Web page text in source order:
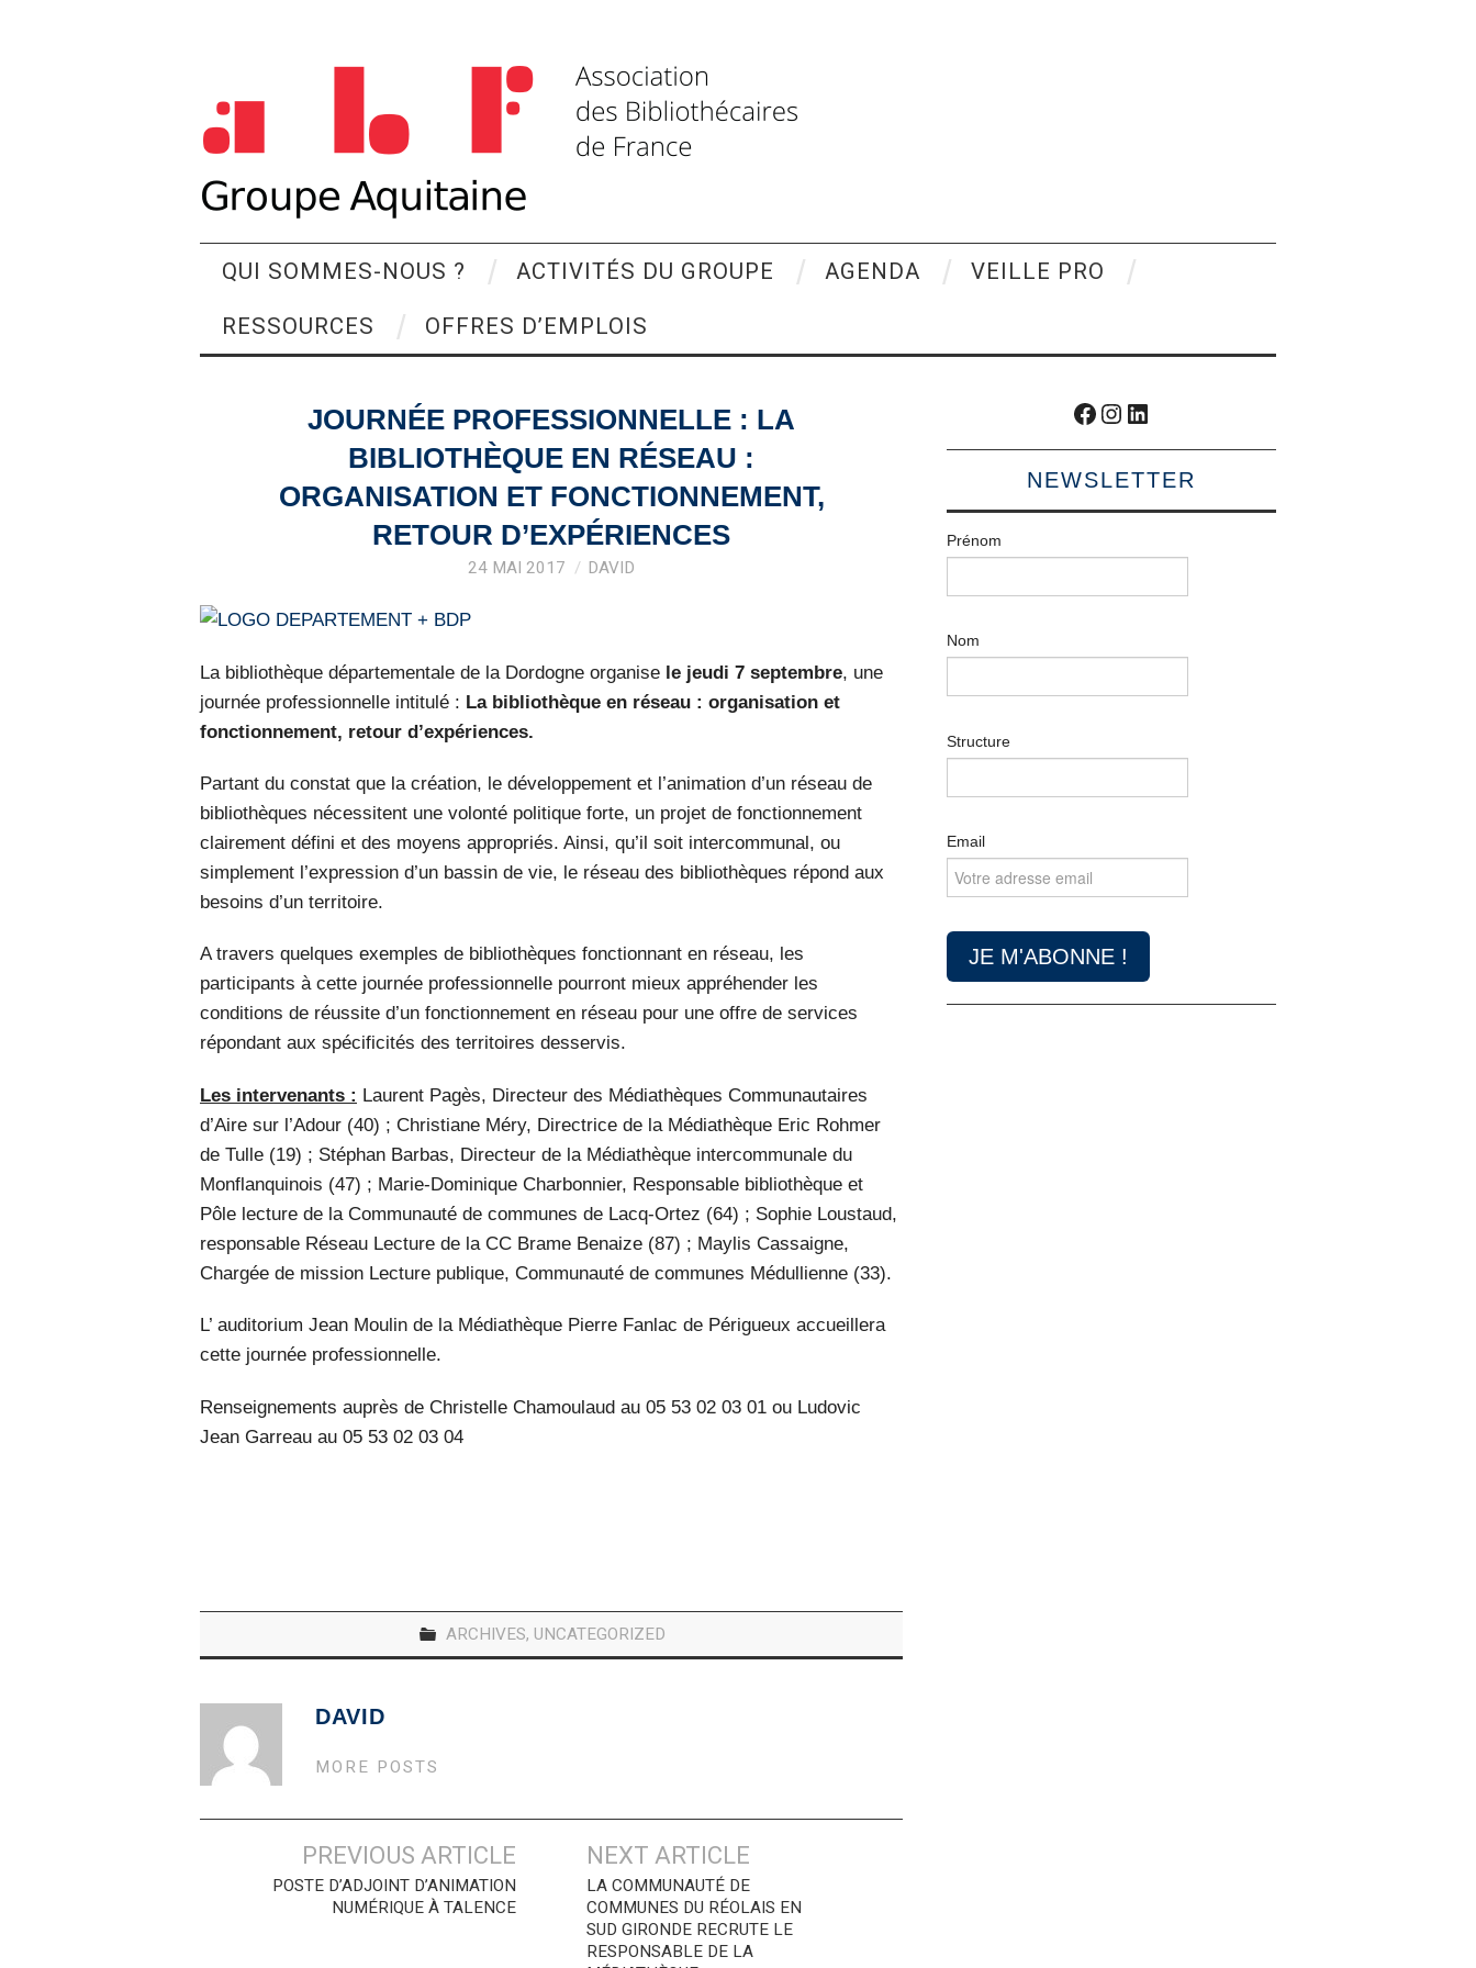
QUI SOMMES-NOUS ? ACTIVITÉS DU GROUPE AGENDA VEILLE PRO
RESSOURCES OFFRES D’EMPLOIS
JOURNÉE PROFESSIONNELLE : LA
BIBLIOTHÈQUE EN RÉSEAU :
ORGANISATION ET FONCTIONNEMENT,
RETOUR D’EXPÉRIENCES
24 MAI 2017 DAVID
La bibliothèque départementale de la Dordogne organise le jeudi 7 septembre, une
journée professionnelle intitulé : La bibliothèque en réseau : organisation et
fonctionnement, retour d’expériences.
Partant du constat que la création, le développement et l’animation d’un réseau de
bibliothèques nécessitent une volonté politique forte, un projet de fonctionnement
clairement défini et des moyens appropriés. Ainsi, qu’il soit intercommunal, ou
simplement l’expression d’un bassin de vie, le réseau des bibliothèques répond aux
besoins d’un territoire.
A travers quelques exemples de bibliothèques fonctionnant en réseau, les
participants à cette journée professionnelle pourront mieux appréhender les
conditions de réussite d’un fonctionnement en réseau pour une offre de services
répondant aux spécificités des territoires desservis.
Les intervenants : Laurent Pagès, Directeur des Médiathèques Communautaires
d’Aire sur l’Adour (40) ; Christiane Méry, Directrice de la Médiathèque Eric Rohmer
de Tulle (19) ; Stéphan Barbas, Directeur de la Médiathèque intercommunale du
Monflanquinois (47) ; Marie-Dominique Charbonnier, Responsable bibliothèque et
Pôle lecture de la Communauté de communes de Lacq-Ortez (64) ; Sophie Loustaud,
responsable Réseau Lecture de la CC Brame Benaize (87) ; Maylis Cassaigne,
Chargée de mission Lecture publique, Communauté de communes Médullienne (33).
L’ auditorium Jean Moulin de la Médiathèque Pierre Fanlac de Périgueux accueillera
cette journée professionnelle.
Renseignements auprès de Christelle Chamoulaud au 05 53 02 03 01 ou Ludovic
Jean Garreau au 05 53 02 03 04
ARCHIVES, UNCATEGORIZED
DAVID
MORE POSTS
NavigationPREVIOUS ARTICLE
POSTE D’ADJOINT D’ANIMATION
NUMÉRIQUE À TALENCE
NEXT ARTICLE
LA COMMUNAUTÉ DE
COMMUNES DU RÉOLAIS EN
SUD GIRONDE RECRUTE LE
RESPONSABLE DE LA
Facebook
Instagram
LinkedIn
NEWSLETTER
Prénom
Nom
Structure
Email